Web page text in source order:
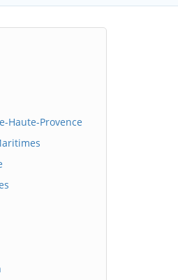
Haute-Provence